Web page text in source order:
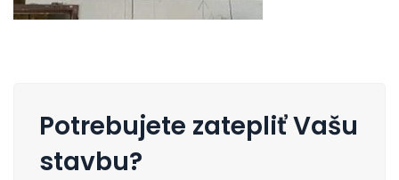
Potrebujete zatepliť Vašu
stavbu?